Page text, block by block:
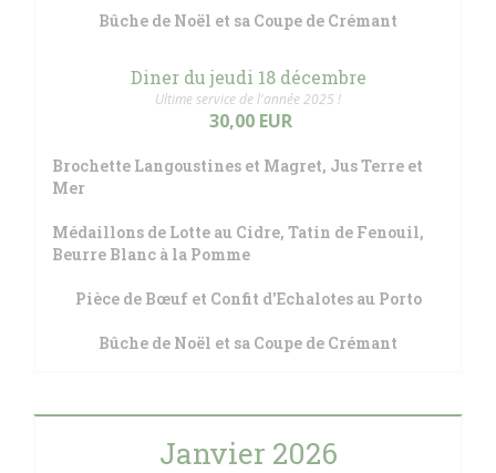
Bûche de Noël et sa Coupe de Crémant
Diner du jeudi 18 décembre
Ultime service de l'année 2025 !
30,00 EUR
Brochette Langoustines et Magret, Jus Terre et
Mer
Médaillons de Lotte au Cidre, Tatin de Fenouil,
Beurre Blanc à la Pomme
Pièce de Bœuf et Confit d'Echalotes au Porto
Bûche de Noël et sa Coupe de Crémant
Janvier 2026